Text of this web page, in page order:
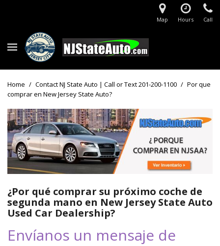
Map Hours Call
Home / Contact NJ State Auto | Call or Text 201-200-1100 / Por que
comprar en New Jersey State Auto?
¿Por qué comprar su próximo coche de
segunda mano en New Jersey State Auto
Used Car Dealership?
Envíanos un mensaje de